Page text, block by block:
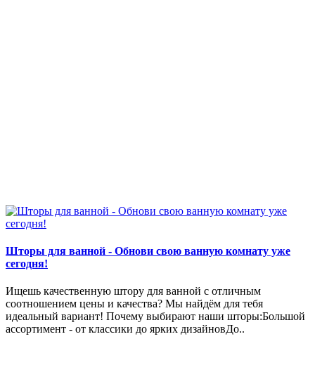
Шторы для ванной - Обнови свою ванную комнату уже
сегодня!
Ищешь качественную штору для ванной с отличным
соотношением цены и качества? Мы найдём для тебя
идеальный вариант! Почему выбирают наши шторы:Большой
ассортимент - от классики до ярких дизайновДо..